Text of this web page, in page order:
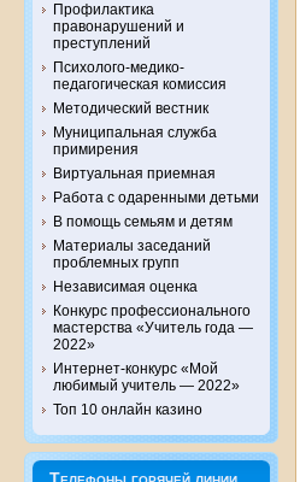
Профилактика
правонарушений и
преступлений
Психолого-медико-
педагогическая комиссия
Методический вестник
Муниципальная служба
примирения
Виртуальная приемная
Работа с одаренными детьми
В помощь семьям и детям
Материалы заседаний
проблемных групп
Независимая оценка
Конкурс профессионального
мастерства «Учитель года —
2022»
Интернет-конкурс «Мой
любимый учитель — 2022»
Топ 10 онлайн казино